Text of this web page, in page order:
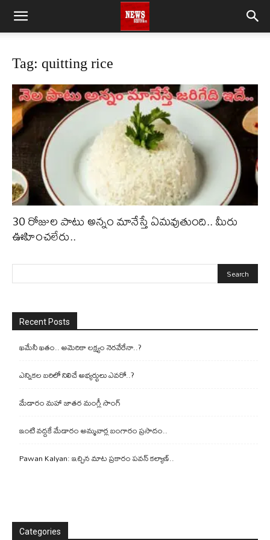
Tag: quitting rice
30 రోజుల పాటు అన్నం మానేస్తే ఏమవుతుంది.. మీరు
ఊహించలేరు..
Recent Posts
ఖమేనీ ఖతం.. అమెరికా లక్ష్యం నెరవేరేనా..?
ఎన్నికల బరిలో నిలిచే అభ్యర్థులు ఎవరో..?
మేడారం మహా జాతర మంగ్లీ సాంగ్
ఇంటి వద్దకే మేడారం అమ్మవార్ల బంగారం ప్రసాదం..
Pawan Kalyan: ఇచ్చిన మాట ప్రకారం పవన్ కల్యాణ్..
Categories